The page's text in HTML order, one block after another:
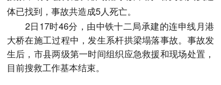
体已找到，事故共造成5人死亡。
2日17时46分，由中铁十二局承建的连申线月港
大桥在施工过程中，发生系杆拱梁塌落事故。事故发
生后，市县两级第一时间组织应急救援和现场处置，
目前搜救工作基本结束。